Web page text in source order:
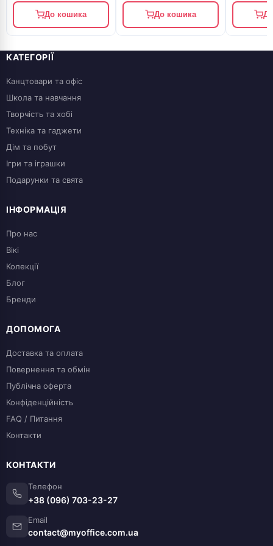
До кошика До кошика
КАТЕГОРІЇ
Канцтовари та офіс
Школа та навчання
Творчість та хобі
Техніка та гаджети
Дім та побут
Ігри та іграшки
Подарунки та свята
ІНФОРМАЦІЯ
Про нас
Вікі
Колекції
Блог
Бренди
ДОПОМОГА
Доставка та оплата
Повернення та обмін
Публічна оферта
Конфіденційність
FAQ / Питання
Контакти
КОНТАКТИ
Телефон
+38 (096) 703-23-27
Email
contact@myoffice.com.ua